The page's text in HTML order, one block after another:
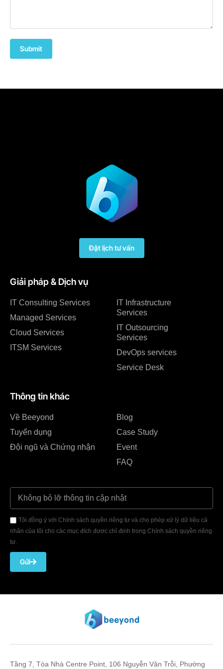
Submit
Giải pháp & Dịch vụ
IT Consulting Services
Managed Services
Cloud Services
ITSM Services
IT Infrastructure
Services
IT Outsourcing
Services
DevOps services
Service Desk
Thông tin khác
Về Beeyond
Tuyển dụng
Đội ngũ và Chứng nhận
Blog
Case Study
Event
FAQ
Tôi đồng ý với Chính sách quyền riêng tư và cho phép xử lý dữ liệu cá
nhân của tôi cho các mục đích được chỉ định trong Chính sách quyền riêng
tư.
Gửi
Đặt lịch tư vấn
Tầng 7, Tòa Nhà Centre Point, 106 Nguyễn Văn Trỗi, Phường